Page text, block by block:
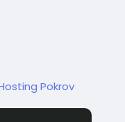
Pokrov